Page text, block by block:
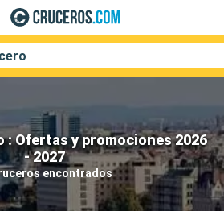
: Ofertas y promociones 2026
- 2027
encontrados